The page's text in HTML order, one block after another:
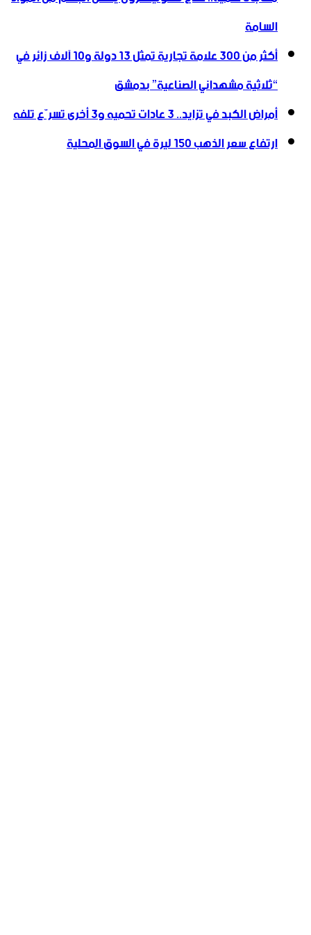
السامة
أكثر من 300 علامة تجارية تمثل 13 دولة و10 آلاف زائر في
“ثلاثية ‏مشهداني الصناعية” بدمشق
أمراض الكبد في تزايد.. 3 عادات تحميه و3 أخرى تسرّع تلفه
ارتفاع سعر الذهب 150 ليرة في السوق المحلية‎